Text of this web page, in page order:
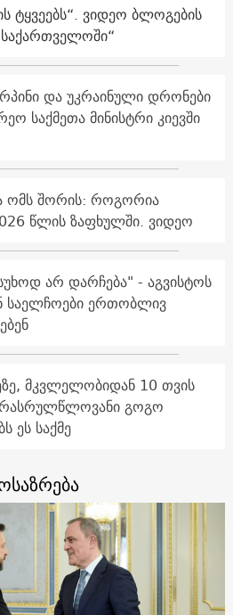
ტყვეებს“. ვიდეო ბლოგების
და უკრაინული დრონები
საქმეთა მინისტრი კიევში
ომს შორის: როგორია
წლის ზაფხულში. ვიდეო
არ დარჩება" - აგვისტოს
საელჩოები ერთობლივ
მკვლელობიდან 10 თვის
გოგო
ეს საქმე